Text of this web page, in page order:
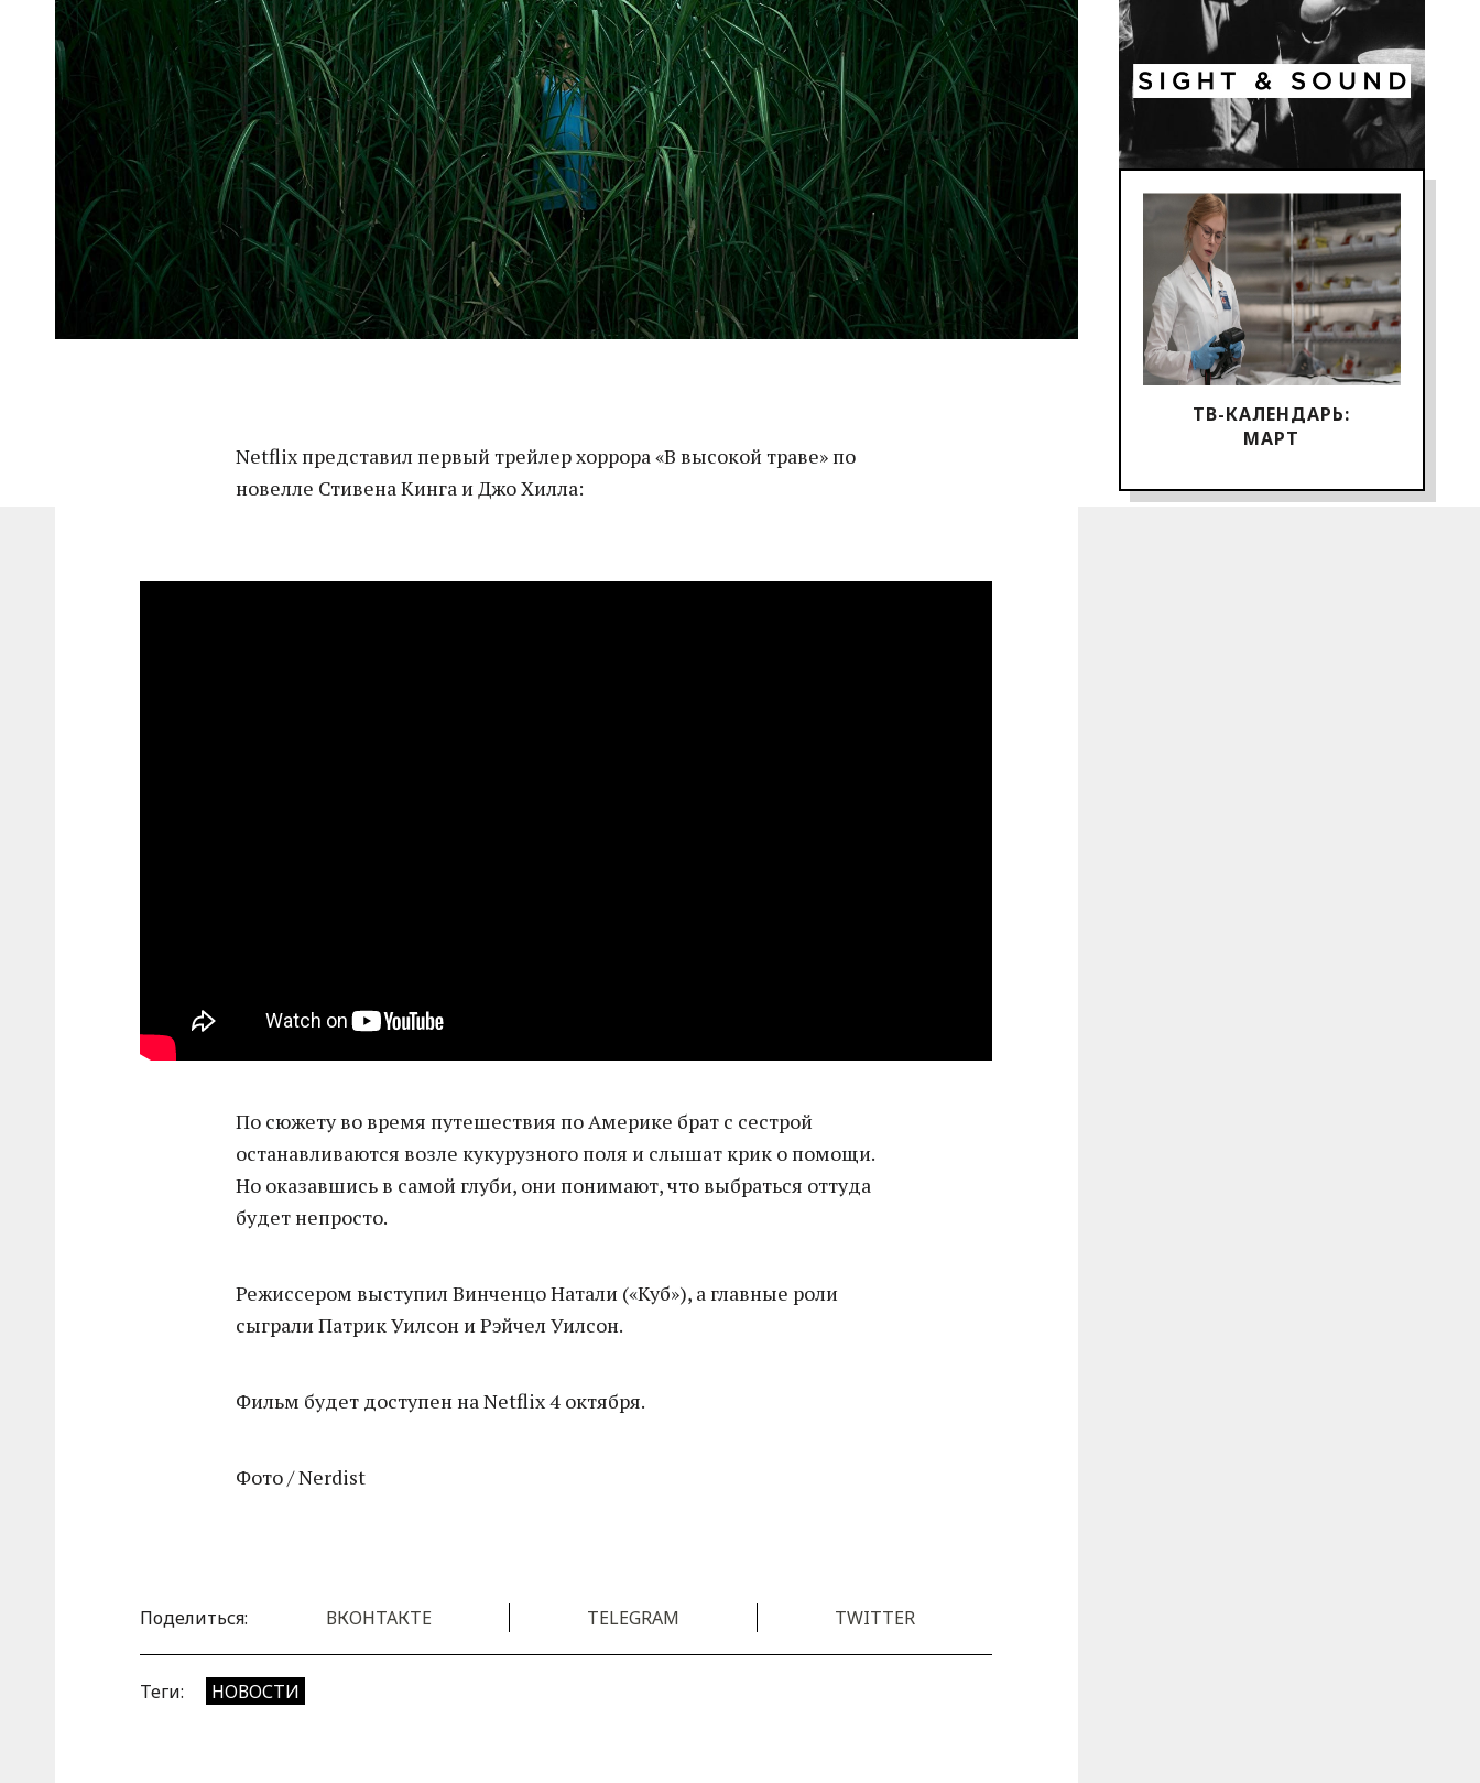
ТВ-КАЛЕНДАРЬ:
МАРТ
Netflix представил первый трейлер хоррора «В высокой траве» по
новелле Стивена Кинга и Джо Хилла:
По сюжету во время путешествия по Америке брат с сестрой
останавливаются возле кукурузного поля и слышат крик о помощи.
Но оказавшись в самой глуби, они понимают, что выбраться оттуда
будет непросто.
Режиссером выступил Винченцо Натали («Куб»), а главные роли
сыграли Патрик Уилсон и Рэйчел Уилсон.
Фильм будет доступен на Netflix 4 октября.
Фото / Nerdist
Поделиться: ВКОНТАКТЕ TELEGRAM TWITTER
Теги: НОВОСТИ